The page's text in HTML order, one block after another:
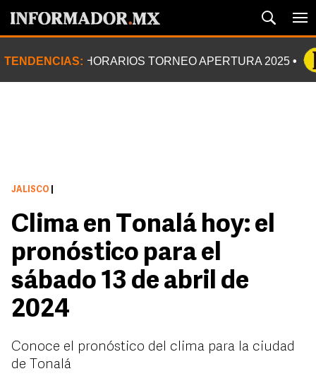
TENDENCIAS: HORARIOS TORNEO APERTURA 2025
JALISCO
Clima en Tonalá hoy: el
pronóstico para el
sábado 13 de abril de
2024
Conoce el pronóstico del clima para la ciudad
de Tonalá